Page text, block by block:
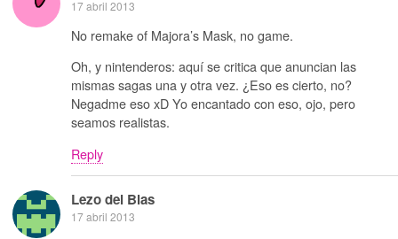
17 abril 2013
No remake of Majora’s Mask, no game.
Oh, y nintenderos: aquí se critica que anuncian las
mismas sagas una y otra vez. ¿Eso es cierto, no?
Negadme eso xD Yo encantado con eso, ojo, pero
seamos realistas.
Reply
Lezo del Blas
17 abril 2013